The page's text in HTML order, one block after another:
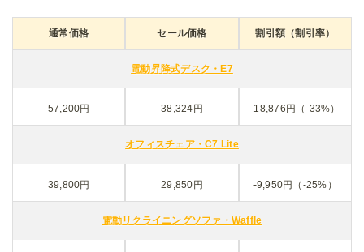
通常価格 セール価格 割引額（割引率）
電動昇降式デスク・E7
57,200円 38,324円 -18,876円（-33%）
オフィスチェア・C7 Lite
39,800円 29,850円 -9,950円（-25%）
電動リクライニングソファ・Waffle